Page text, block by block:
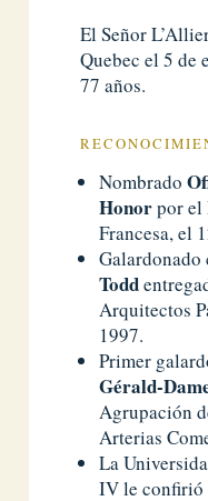
El Señor
Quebec el 5 de
77 años.
Nombrado
Honorpor el
Francesa, el
Todd
Arquitectos
1997.
Primer
Gérald-
Agrupación
Arterias
La
IV le